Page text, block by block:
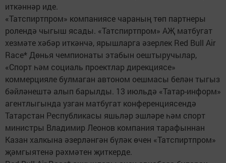
иткәннәр иде.
«Татспиртпром» компаниясе чараның төп партнеры
ролендә чыгыш ясады. «Татспиртпром» АҖ матбугат
хезмәте хәбәр иткәнчә, ярышларга әзерлек Red Bull Air
Race* Дөнья чемпионаты этабын оештыручылар,
«Спорт һәм социаль проектлар дирекциясе»
коммерцияле булмаган автоном оешмасы белән тыгыз
бәйләнештә алып барылды. 13 июльдә «Татар-информ»
агентлыгында узган матбугат конференциясендә
Татарстан Республикасы яшьләр эшләре һәм спорт
министры Владимир Леонов компания тарафыннан
Казан халкына әзерләнгән бүләк өчен «Татспиртпром»
җәмгыятенә рәхмәтен җиткерде.